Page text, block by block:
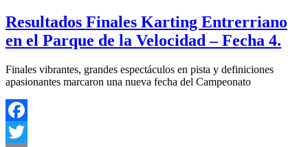
Resultados Finales Karting Entrerriano
en el Parque de la Velocidad – Fecha 4.
Finales vibrantes, grandes espectáculos en pista y definiciones
apasionantes marcaron una nueva fecha del Campeonato
Facebook